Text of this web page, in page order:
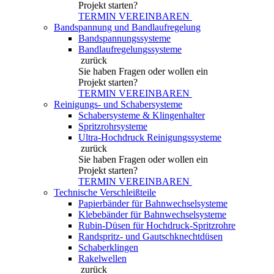
Projekt starten?
TERMIN VEREINBAREN
Bandspannung und Bandlaufregelung
Bandspannungssysteme
Bandlaufregelungssysteme
zurück
Sie haben Fragen oder wollen ein
Projekt starten?
TERMIN VEREINBAREN
Reinigungs- und Schabersysteme
Schabersysteme & Klingenhalter
Spritzrohrsysteme
Ultra-Hochdruck Reinigungssysteme
zurück
Sie haben Fragen oder wollen ein
Projekt starten?
TERMIN VEREINBAREN
Technische Verschleißteile
Papierbänder für Bahnwechselsysteme
Klebebänder für Bahnwechselsysteme
Rubin-Düsen für Hochdruck-Spritzrohre
Randspritz- und Gautschknechtdüsen
Schaberklingen
Rakelwellen
zurück